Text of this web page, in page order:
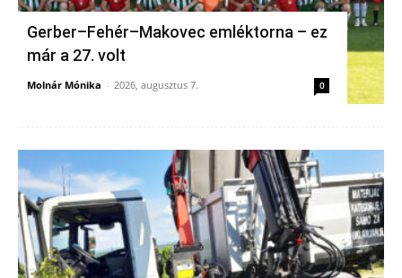
Gerber–Fehér–Makovec emléktorna – ez
már a 27. volt
Molnár Mónika - 2026, augusztus 7. 0